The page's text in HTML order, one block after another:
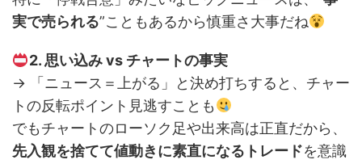
実で売られる”こともあるから慎重さ大事だね
2. 思い込み vs チャートの事実
→ 「ニュース＝上がる」と決め打ちすると、チャー
トの反転ポイント見逃すことも
でもチャートのローソク足や出来高は正直だから、
先入観を捨てて値動きに素直になるトレードを意識